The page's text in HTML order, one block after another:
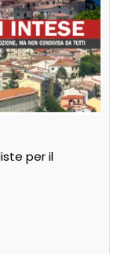
per il